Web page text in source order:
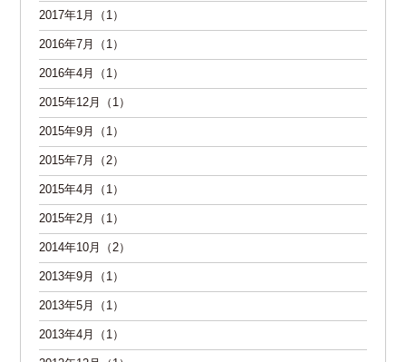
2017年1月（1）
2016年7月（1）
2016年4月（1）
2015年12月（1）
2015年9月（1）
2015年7月（2）
2015年4月（1）
2015年2月（1）
2014年10月（2）
2013年9月（1）
2013年5月（1）
2013年4月（1）